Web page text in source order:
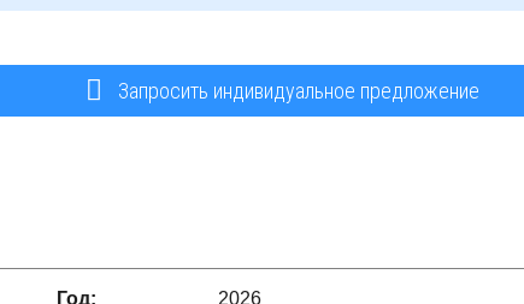
Запросить индивидуальное предложение
Год: 2026